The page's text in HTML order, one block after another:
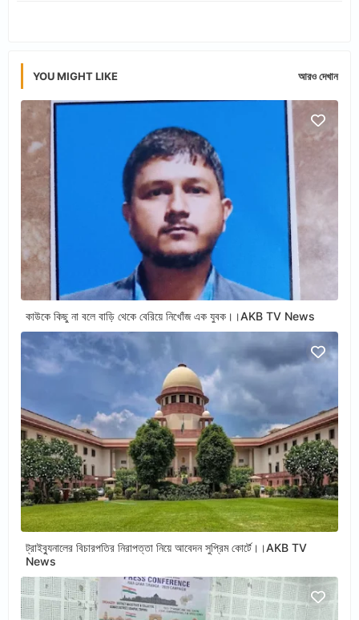
YOU MIGHT LIKE আরও দেখান
কাউকে কিছু না বলে বাড়ি থেকে বেরিয়ে নিখোঁজ এক যুবক।।AKB TV News
ট্রাইব্যুনালের বিচারপতির নিরাপত্তা নিয়ে আবেদন সুপ্রিম কোর্টে।।AKB TV
News